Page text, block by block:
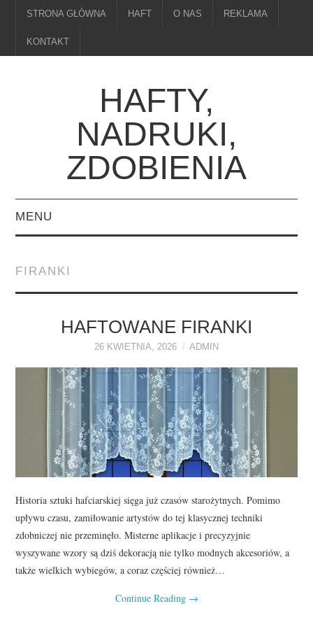
STRONA GŁÓWNA HAFT O NAS REKLAMA
KONTAKT
HAFTY,
NADRUKI,
ZDOBIENIA
MENU
O NAS
KONTAKT
FIRANKI
HAFTOWANE FIRANKI
26 KWIETNIA, 2026 ADMIN
Historia sztuki hafciarskiej sięga już czasów starożytnych. Pomimo
upływu czasu, zamiłowanie artystów do tej klasycznej techniki
zdobniczej nie przeminęło. Misterne aplikacje i precyzyjnie
wyszywane wzory są dziś dekoracją nie tylko modnych akcesoriów, a
także wielkich wybiegów, a coraz częściej również…
Continue Reading →